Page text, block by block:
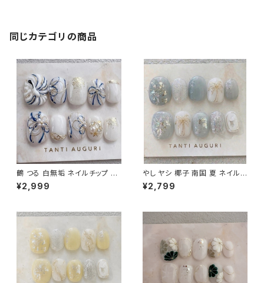
同じカテゴリの商品
鶴 つる 白無垢 ネイルチップ 成
人式 色打掛 前撮り 和装 和柄
付け爪 手書き ホワイト 豪華 上
¥2,999
やし ヤシ 椰子 南国 夏 ネイルチ
ップ くすみブルー アイス 乳白色
サマー 旅行 大人 20代 30代 4
¥2,799